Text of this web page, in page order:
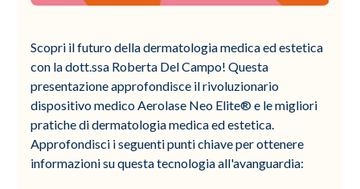
Scopri il futuro della dermatologia medica ed estetica
con la dott.ssa Roberta Del Campo! Questa
presentazione approfondisce il rivoluzionario
dispositivo medico Aerolase Neo Elite® e le migliori
pratiche di dermatologia medica ed estetica.
Approfondisci i seguenti punti chiave per ottenere
informazioni su questa tecnologia all'avanguardia: